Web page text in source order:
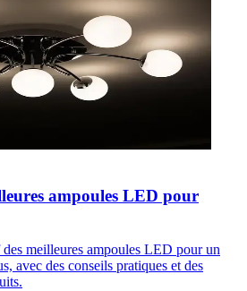
ampoules LED pour
meilleures ampoules LED pour un
avec des conseils pratiques et des